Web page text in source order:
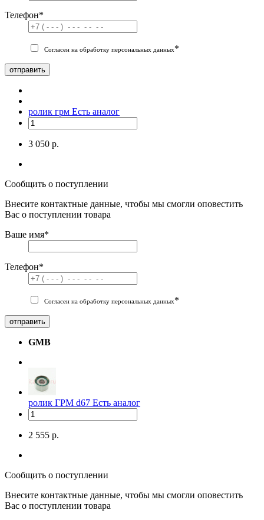
Телефон*
Согласен на обработку персональных данных*
отправить
ролик грм Есть аналог
3 050 р.
Сообщить о поступлении
Внесите контактные данные, чтобы мы смогли оповестить
Вас о поступлении товара
Ваше имя*
Телефон*
Согласен на обработку персональных данных*
отправить
GMB
ролик ГРМ d67 Есть аналог
2 555 р.
Сообщить о поступлении
Внесите контактные данные, чтобы мы смогли оповестить
Вас о поступлении товара